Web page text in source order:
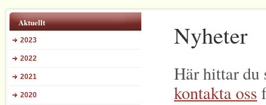
Aktuellt
2023
2022
2021
2020
Nyheter
Här hittar du
kontakta oss